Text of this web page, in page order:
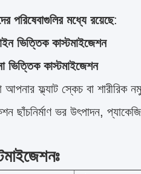
পরিষেবাগুলির মধ্যে রয়েছে:
ভিত্তিক কাস্টমাইজেশন
ভিত্তিক কাস্টমাইজেশন
ফ্ল্যাট স্কেচ বা শারীরিক
ছাঁচনির্মাণ ভর উৎপাদন,